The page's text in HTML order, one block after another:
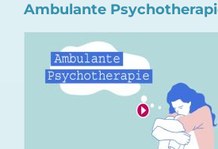
Ambulante